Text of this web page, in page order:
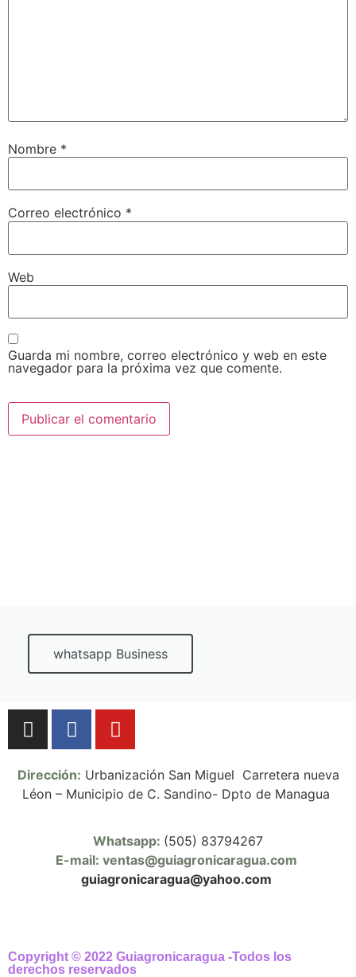
Nombre *
Correo electrónico *
Web
Guarda mi nombre, correo electrónico y web en este
navegador para la próxima vez que comente.
whatsapp Business
Copyright © 2022 Guiagronicaragua -Todos los
derechos reservados
Whatsapp: (505) 83794267
E-mail: ventas@guiagronicaragua.com
guiagronicaragua@yahoo.com
Dirección: Urbanización San Miguel Carretera nueva
Léon – Municipio de C. Sandino- Dpto de Managua